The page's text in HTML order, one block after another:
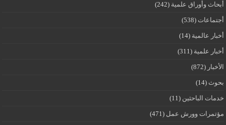
أبحاث وأوراق علمية (242)
أجتماعات (538)
أخبار عالمية (14)
أخبار علمية (311)
الأخبار (872)
بحوث (14)
خدمات الباحثين (11)
مؤتمرات وورش عمل (471)